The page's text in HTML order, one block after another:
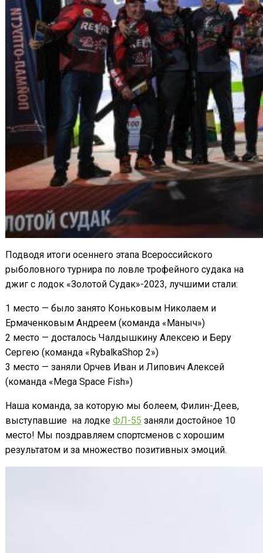
Подводя итоги осеннего этапа Всероссийского
рыболовного турнира по ловле трофейного судака на
джиг с лодок «Золотой Судак»-2023, лучшими стали:
1 место — было занято Коньковым Николаем и
Ермаченковым Андреем (команда «Маныч»)
2 место — досталось Чалдышкину Алексею и Беру
Сергею (команда «RybalkaShop 2»)
3 место — заняли Орчев Иван и Липович Алексей
(команда «Mega Space Fish»)
Наша команда, за которую мы болеем, Филин-Деев,
выступавшие на лодке ФЛ-55 заняли достойное 10
место! Мы поздравляем спортсменов с хорошим
результатом и за множество позитивных эмоций.